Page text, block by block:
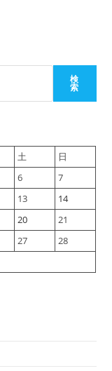
検
索
土
日
6
7
13
14
20
21
27
28